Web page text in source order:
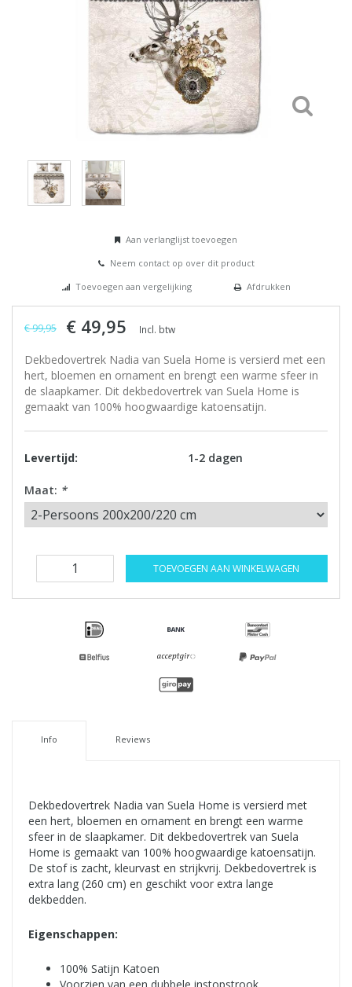
Aan verlanglijst toevoegen
Neem contact op over dit product
Toevoegen aan vergelijking
Afdrukken
€ 99,95 € 49,95 Incl. btw
Dekbedovertrek Nadia van Suela Home is versierd met een
hert, bloemen en ornament en brengt een warme sfeer in
de slaapkamer. Dit dekbedovertrek van Suela Home is
gemaakt van 100% hoogwaardige katoensatijn.
Levertijd: 1-2 dagen
Maat: *
TOEVOEGEN AAN WINKELWAGEN
Info Reviews
Dekbedovertrek Nadia van Suela Home is versierd met
een hert, bloemen en ornament en brengt een warme
sfeer in de slaapkamer. Dit dekbedovertrek van Suela
Home is gemaakt van 100% hoogwaardige katoensatijn.
De stof is zacht, kleurvast en strijkvrij. Dekbedovertrek is
extra lang (260 cm) en geschikt voor extra lange
dekbedden.
Eigenschappen:
100% Satijn Katoen